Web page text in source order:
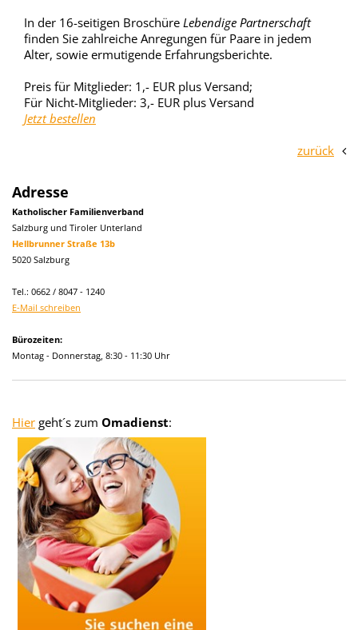
In der 16-seitigen Broschüre Lebendige Partnerschaft
finden Sie zahlreiche Anregungen für Paare in jedem
Alter, sowie ermutigende Erfahrungsberichte.
Preis für Mitglieder: 1,- EUR plus Versand;
Für Nicht-Mitglieder: 3,- EUR plus Versand
Jetzt bestellen
zurück
Adresse
Katholischer Familienverband
Salzburg und Tiroler Unterland
Hellbrunner Straße 13b
5020 Salzburg
Tel.: 0662 / 8047 - 1240
E-Mail schreiben
Bürozeiten:
Montag - Donnerstag, 8:30 - 11:30 Uhr
Hier geht´s zum Omadienst: